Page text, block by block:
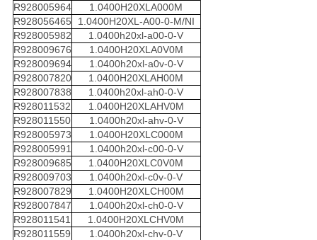
R928005964
1.0400H20XLA000M
R928056465
1.0400H20XL-A00-0-M/NI
R928005982
1.0400h20xl-a00-0-V
R928009676
1.0400H20XLA0V0M
R928009694
1.0400h20xl-a0v-0-V
R928007820
1.0400H20XLAH00M
R928007838
1.0400h20xl-ah0-0-V
R928011532
1.0400H20XLAHV0M
R928011550
1.0400h20xl-ahv-0-V
R928005973
1.0400H20XLC000M
R928005991
1.0400h20xl-c00-0-V
R928009685
1.0400H20XLC0V0M
R928009703
1.0400h20xl-c0v-0-V
R928007829
1.0400H20XLCH00M
R928007847
1.0400h20xl-ch0-0-V
R928011541
1.0400H20XLCHV0M
R928011559
1.0400h20xl-chv-0-V